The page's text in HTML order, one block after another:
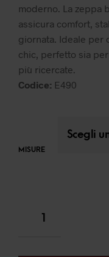
moderno. La zeppa
assicura comfort,
giornata. Ideale per
chic, perfetto sia
più ricercate.
Codice: E490
MISURE